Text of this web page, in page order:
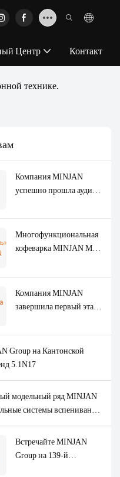
Центр Контакт
технике.
Компания MINJAN
успешно прошла аудит
сертификации ISO 9001
и ISO 14001 в 2026 году,
что повышает качество
включая мясорубки,
печи и кофемашины.
Многофункциональная
кофеварка MINJAN MC-
награды на конкурсе
American Good Design
Компания MINJAN
завершила первый этап
ярмарки 2026 года,
продемонстрировав
высокий мировой спрос
Group на Кантонской
5.1N17
модельный ряд MINJAN
системы вспенивания
мясорубки
Встречайте MINJAN
Group на 139-й